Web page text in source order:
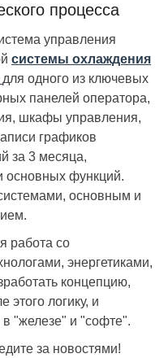
процесса
управления
системы охлаждения
для одного из ключевых
панелей оператора,
шкафы управления,
графиков
за 3 месяца,
основных функций.
основным и
работа со
энергетиками,
концепцию,
этого логику, и
в "железе" и "софте".
за новостями!